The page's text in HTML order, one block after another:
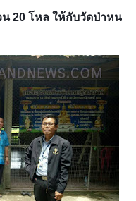
20 โหล ให้กับวัดป่าหน